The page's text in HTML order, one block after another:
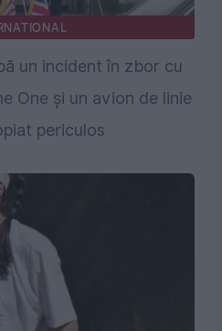
un incident în zbor cu
One și un avion de linie
periculos